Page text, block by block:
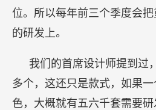
位。所以每年前三个季度会
的研发上。
我们的首席设计师提到过
多个，这还只是款式，如果
色，大概就有五六千套需要研